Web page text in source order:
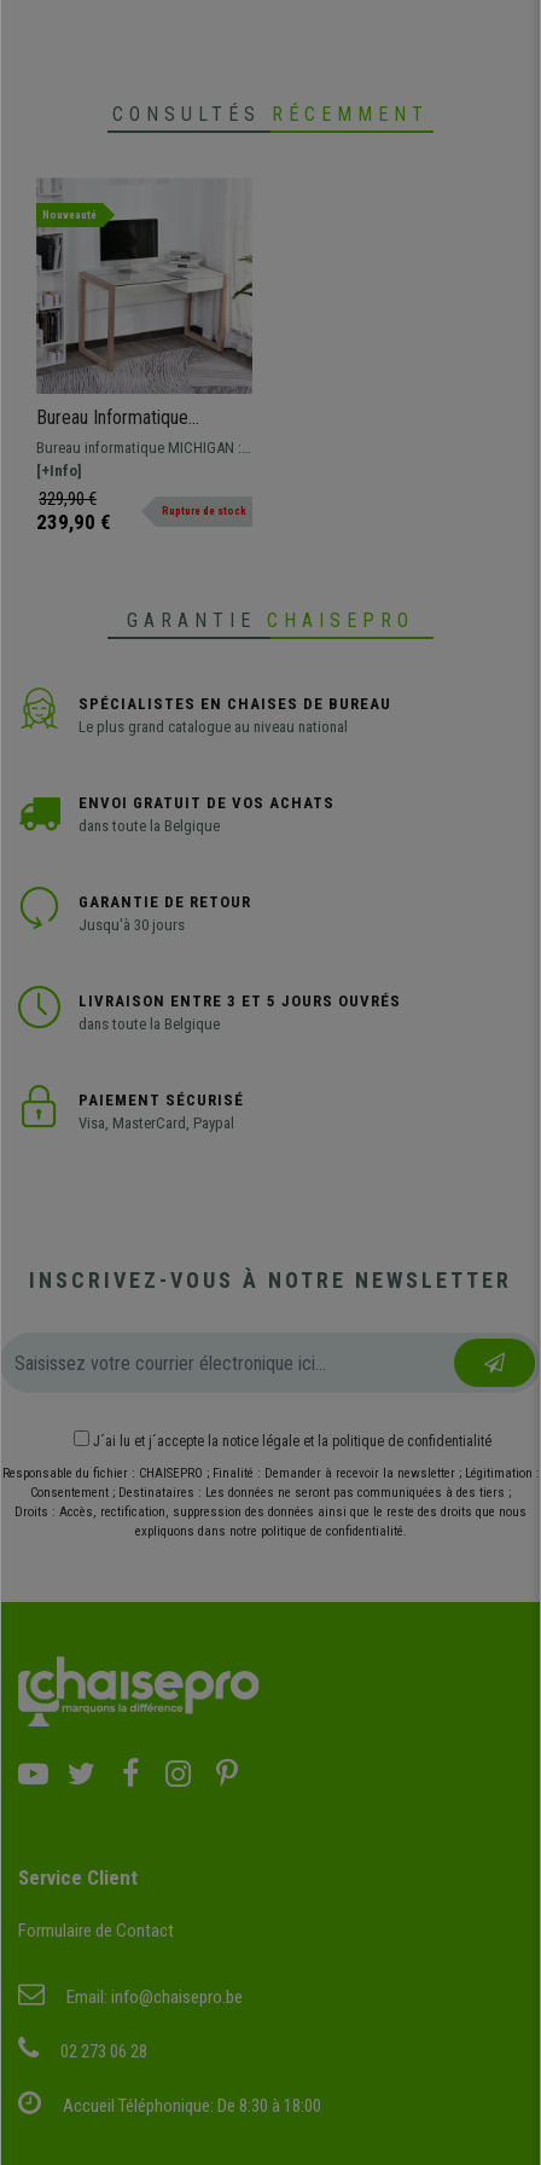
CONSULTÉS RÉCEMMENT
Nouveauté
Bureau Informatique
MICHIGAN, Design
Moderne, 120x60x75 cm, en
Bois et Verre, Blanc
Bureau informatique MICHIGAN :
moderne et élégant, excellente
qualité, avec un tiroir de
rangement très pratique,
[+Info]
329,90 €
239,90 € Rupture de stock
GARANTIE CHAISEPRO
SPÉCIALISTES EN CHAISES DE BUREAU
Le plus grand catalogue au niveau national
ENVOI GRATUIT DE VOS ACHATS
dans toute la Belgique
GARANTIE DE RETOUR
Jusqu'à 30 jours
LIVRAISON ENTRE 3 ET 5 JOURS OUVRÉS
dans toute la Belgique
PAIEMENT SÉCURISÉ
Visa, MasterCard, Paypal
INSCRIVEZ-VOUS À NOTRE NEWSLETTER
J´ai lu et j´accepte la notice légale et la politique de confidentialité
Responsable du fichier : CHAISEPRO ; Finalité : Demander à recevoir la newsletter ; Légitimation :
Consentement ; Destinataires : Les données ne seront pas communiquées à des tiers ;
Droits : Accès, rectification, suppression des données ainsi que le reste des droits que nous
expliquons dans notre politique de confidentialité.
Service Client
Formulaire de Contact
Email: info@chaisepro.be
02 273 06 28
Accueil Téléphonique: De 8:30 à 18:00